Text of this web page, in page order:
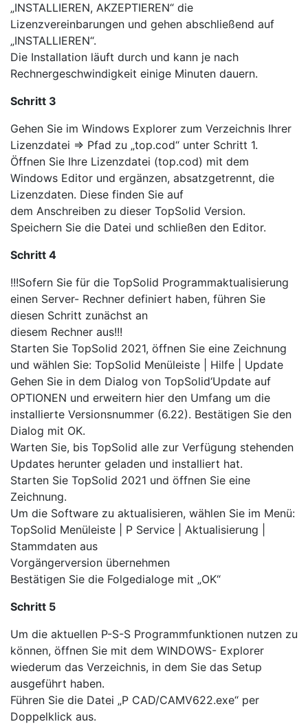
„INSTALLIEREN, AKZEPTIEREN“ die
Lizenzvereinbarungen und gehen abschließend auf
„INSTALLIEREN“.
Die Installation läuft durch und kann je nach
Rechnergeschwindigkeit einige Minuten dauern.
Schritt 3
Gehen Sie im Windows Explorer zum Verzeichnis Ihrer
Lizenzdatei => Pfad zu „top.cod“ unter Schritt 1.
Öffnen Sie Ihre Lizenzdatei (top.cod) mit dem
Windows Editor und ergänzen, absatzgetrennt, die
Lizenzdaten. Diese finden Sie auf
dem Anschreiben zu dieser TopSolid Version.
Speichern Sie die Datei und schließen den Editor.
Schritt 4
!!!Sofern Sie für die TopSolid Programmaktualisierung
einen Server- Rechner definiert haben, führen Sie
diesen Schritt zunächst an
diesem Rechner aus!!!
Starten Sie TopSolid 2021, öffnen Sie eine Zeichnung
und wählen Sie: TopSolid Menüleiste | Hilfe | Update
Gehen Sie in dem Dialog von TopSolid‘Update auf
OPTIONEN und erweitern hier den Umfang um die
installierte Versionsnummer (6.22). Bestätigen Sie den
Dialog mit OK.
Warten Sie, bis TopSolid alle zur Verfügung stehenden
Updates herunter geladen und installiert hat.
Starten Sie TopSolid 2021 und öffnen Sie eine
Zeichnung.
Um die Software zu aktualisieren, wählen Sie im Menü:
TopSolid Menüleiste | P Service | Aktualisierung |
Stammdaten aus
Vorgängerversion übernehmen
Bestätigen Sie die Folgedialoge mit „OK“
Schritt 5
Um die aktuellen P-S-S Programmfunktionen nutzen zu
können, öffnen Sie mit dem WINDOWS- Explorer
wiederum das Verzeichnis, in dem Sie das Setup
ausgeführt haben.
Führen Sie die Datei „P CAD/CAMV622.exe“ per
Doppelklick aus.